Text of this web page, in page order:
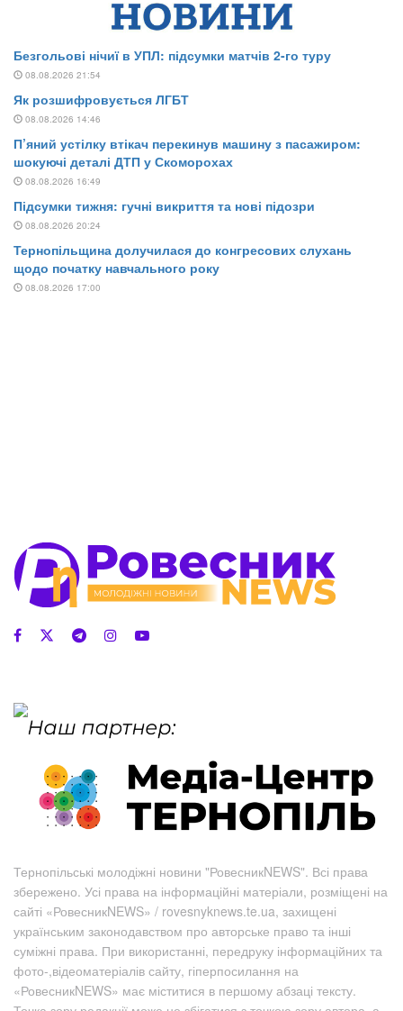
Тернопільські молодіжні новини "РовесникNEWS". Всі права
збережено. Усі права на інформаційні матеріали, розміщені на
сайті «РовесникNEWS» / rovesnyknews.te.ua, захищені
українським законодавством про авторське право та інші
суміжні права. При використанні, передруку інформаційних та
фото-,відеоматеріалів сайту, гіперпосилання на
«РовесникNEWS» має міститися в першому абзаці тексту.